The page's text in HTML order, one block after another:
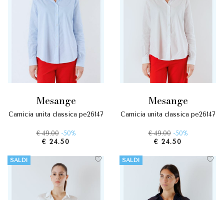
mesange
camicia unita classica pe26147
€ 49.00 -50%
€ 24.50
mesange
camicia unita classica pe26147
€ 49.00 -50%
€ 24.50
SALDI SALDI